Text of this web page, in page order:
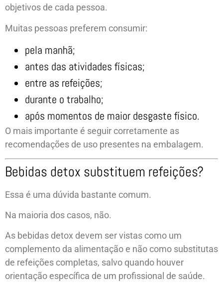
objetivos de cada pessoa.
Muitas pessoas preferem consumir:
pela manhã;
antes das atividades físicas;
entre as refeições;
durante o trabalho;
após momentos de maior desgaste físico.
O mais importante é seguir corretamente as
recomendações de uso presentes na embalagem.
Bebidas detox substituem refeições?
Essa é uma dúvida bastante comum.
Na maioria dos casos, não.
As bebidas detox devem ser vistas como um
complemento da alimentação e não como substitutas
de refeições completas, salvo quando houver
orientação específica de um profissional de saúde.